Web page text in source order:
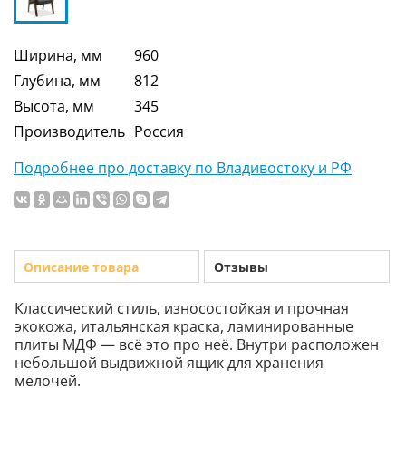
Ширина, мм
960
Глубина, мм
812
Высота, мм
345
Производитель Россия
Подробнее про доставку по Владивостоку и РФ
Описание товара Отзывы
Классический стиль, износостойкая и прочная
экокожа, итальянская краска, ламинированные
плиты МДФ — всё это про неё. Внутри расположен
небольшой выдвижной ящик для хранения
мелочей.